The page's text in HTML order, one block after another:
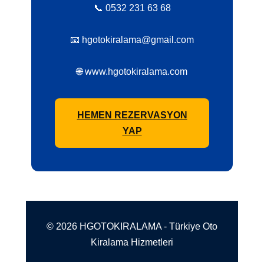
📞 0532 231 63 68
📧 hgotokiralama@gmail.com
🌐 www.hgotokiralama.com
HEMEN REZERVASYON
YAP
© 2026 HGOTOKIRALAMA - Türkiye Oto
Kiralama Hizmetleri